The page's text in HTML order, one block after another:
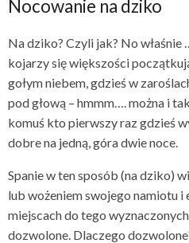
Nocowanie na dziko
Na dziko? Czyli jak? No
kojarzy się większości
gołym niebem, gdzieś w
pod głową – hmmm…. można i
komuś kto pierwszy raz gdzieś
dobre na jedną, góra dwie noce.
Spanie w ten sposób (na dziko)
lub wożeniem swojego namiotu i
miejscach do tego
dozwolone. Dlaczego